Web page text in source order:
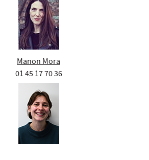
Manon Mora
01 45 17 70 36